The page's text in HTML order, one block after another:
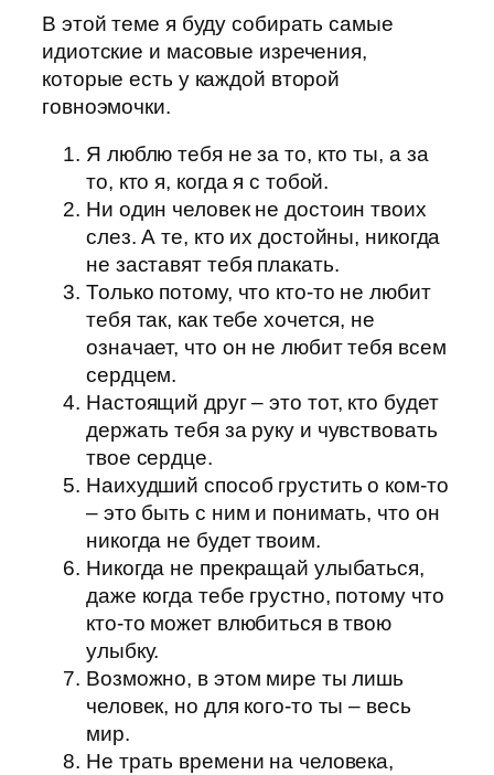
В этой теме я буду собирать самые
идиотские и масовые изречения,
которые есть у каждой второй
говноэмочки.
Я люблю тебя не за то, кто ты, а за
то, кто я, когда я с тобой.
Ни один человек не достоин твоих
слез. А те, кто их достойны, никогда
не заставят тебя плакать.
Только потому, что кто-то не любит
тебя так, как тебе хочется, не
означает, что он не любит тебя всем
сердцем.
Настоящий друг – это тот, кто будет
держать тебя за руку и чувствовать
твое сердце.
Наихудший способ грустить о ком-то
– это быть с ним и понимать, что он
никогда не будет твоим.
Никогда не прекращай улыбаться,
даже когда тебе грустно, потому что
кто-то может влюбиться в твою
улыбку.
Возможно, в этом мире ты лишь
человек, но для кого-то ты – весь
мир.
Не трать времени на человека,